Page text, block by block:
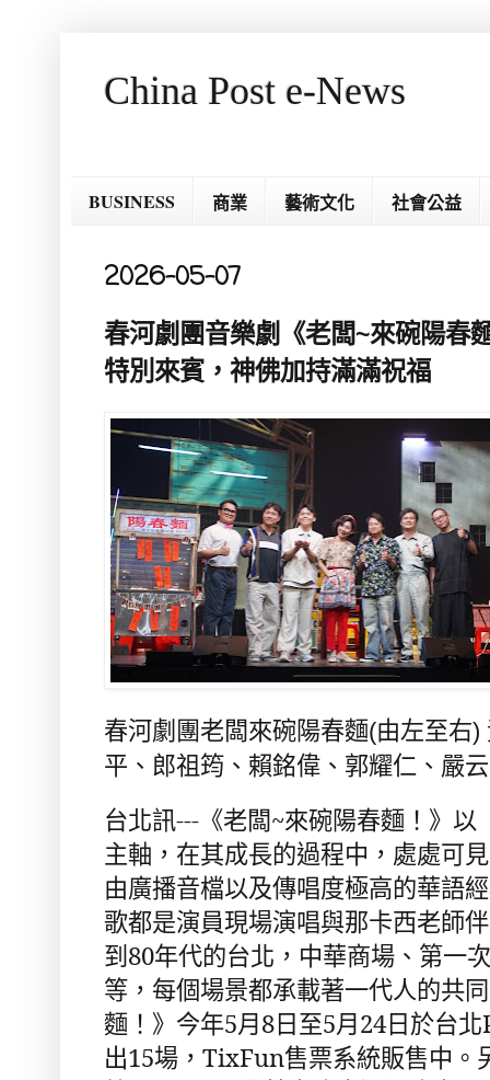
China Post e-News
BUSINESS 商業 藝術文化 社會公益
2026-05-07
春河劇團音樂劇《老闆~來碗陽春
特別來賓，神佛加持滿滿祝福
春河劇團老闆來碗陽春麵(由左至右
平、郎祖筠、賴銘偉、郭耀仁、嚴
台北訊--- 《老闆~來碗陽春麵！》以
主軸， 在其成長的過程中，處處可
由廣播音檔以及傳唱度極高的華語
歌都是演員現場演唱與那卡西老師
到80年代的台北，中華商場、第一
等，每個場景都承載著一代人的共
麵！》今年5月8日至5月24日於台北
出15場， TixFun售票系統販售中。